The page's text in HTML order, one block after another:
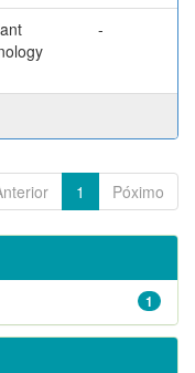
-
1 Póximo
1